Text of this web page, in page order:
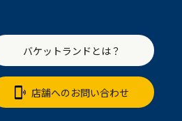
バケットランドとは？
店舗へのお問い合わせ